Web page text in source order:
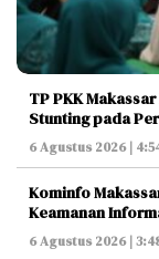
TP PKK
Stunting pada
6 Agustus 2026 |
Kominfo
Keamanan
6 Agustus 2026 |